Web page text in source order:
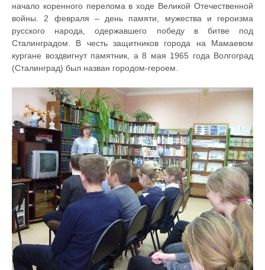
начало коренного перелома в ходе Великой Отечественной
войны. 2 февраля – день памяти, мужества и героизма
русского народа, одержавшего победу в битве под
Сталинградом. В честь защитников города на Мамаевом
кургане воздвигнут памятник, а 8 мая 1965 года Волгоград
(Сталинград) был назван городом-героем.